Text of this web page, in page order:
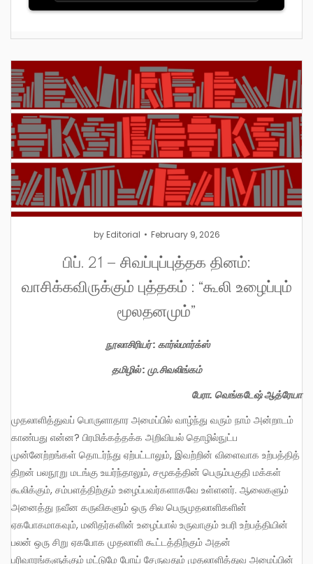
by Editorial February 9, 2026
பிப். 21 – சிவப்புப்புத்தக தினம்:
வாசிக்கவிருக்கும் புத்தகம் : “கூலி உழைப்பும்
மூலதனமும்”
நூலாசிரியர் : கார்ல்மார்க்ஸ்
தமிழில் : மு.சிவலிங்கம்
பேரா. வெங்கடேஷ் ஆத்ரேயா
முதலாளித்துவப் பொருளாதார அமைப்பில் வாழ்ந்து வரும் நாம் அன்றாடம்
காண்பது என்ன? பிரமிக்கத்தக்க அறிவியல் தொழில்நுட்ப
முன்னேற்றங்கள் தொடர்ந்து ஏற்பட்டாலும், இவற்றின் விளைவாக உற்பத்தித்
திறன் பலநூறு மடங்கு உயர்ந்தாலும், சமூகத்தின் பெரும்பகுதி மக்கள்
கூலிக்கும், சம்பளத்திற்கும் உழைப்பவர்களாகவே உள்ளனர். ஆலைகளும்
அனைத்து நவீன கருவிகளும் ஒரு சில பெருமுதலாளிகளின்
ஏகபோகமாகவும், மனிதர்களின் உழைப்பால் உருவாகும் உபரி உற்பத்தியின்
பலன் ஒரு சிறு ஏகபோக முதலாளி கூட்டத்திற்கும் அதன்
பரிவாரங்களுக்கும் மட்டுமே போய் சேருவதும் முதலாளித்துவ அமைப்பின்